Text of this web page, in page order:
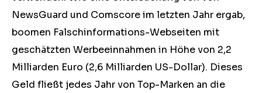
NewsGuard und Comscore im letzten Jahr ergab,
boomen Falschinformations-Webseiten mit
geschätzten Werbeeinnahmen in Höhe von 2,2
Milliarden Euro (2,6 Milliarden US-Dollar). Dieses
Geld fließt jedes Jahr von Top-Marken an die